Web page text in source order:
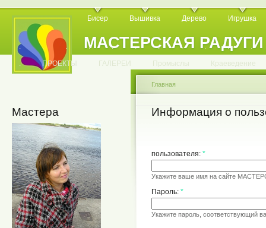
МАСТЕРСКАЯ РАДУГИ
Бисер Вышивка Дерево Игрушка
. . . . . . . . . . .
. ПРОЕКТЫ ГАЛЕРЕИ Промыслы Краеведение
Мастера
Главная
Информация о
пользователя: *
Укажите ваше имя на сайте
Пароль: *
Укажите пароль, соответствующий